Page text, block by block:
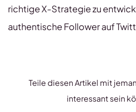
richtige X-Strategie zu
authentische Follower auf
Teile diesen Artikel mit
interessant sein